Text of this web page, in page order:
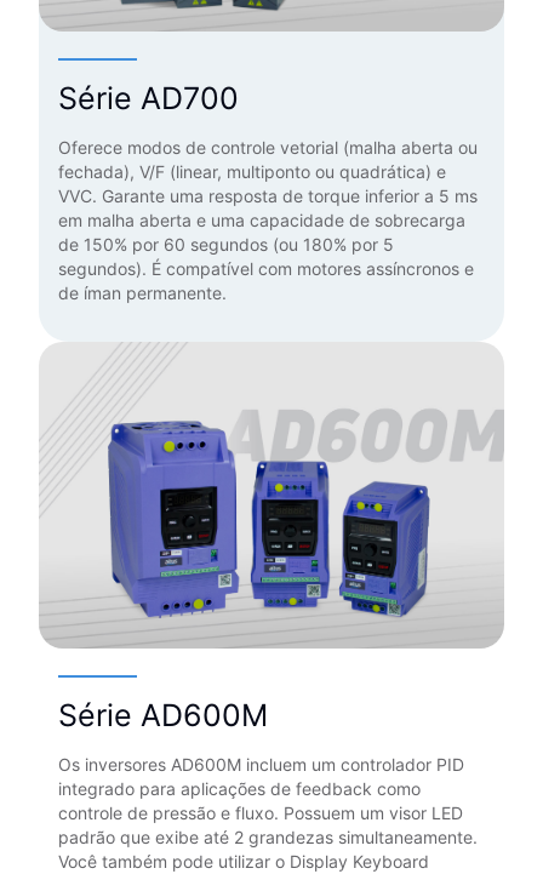
Série AD700
Oferece modos de controle vetorial (malha aberta ou
fechada), V/F (linear, multiponto ou quadrática) e
VVC. Garante uma resposta de torque inferior a 5 ms
em malha aberta e uma capacidade de sobrecarga
de 150% por 60 segundos (ou 180% por 5
segundos). É compatível com motores assíncronos e
de íman permanente.
Série AD600M
Os inversores AD600M incluem um controlador PID
integrado para aplicações de feedback como
controle de pressão e fluxo. Possuem um visor LED
padrão que exibe até 2 grandezas simultaneamente.
Você também pode utilizar o Display Keyboard